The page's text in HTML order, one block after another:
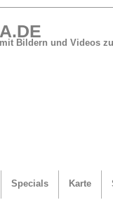
Bildern und Videos
Specials Karte